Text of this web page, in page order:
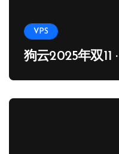
VPS
狗云2025年双11